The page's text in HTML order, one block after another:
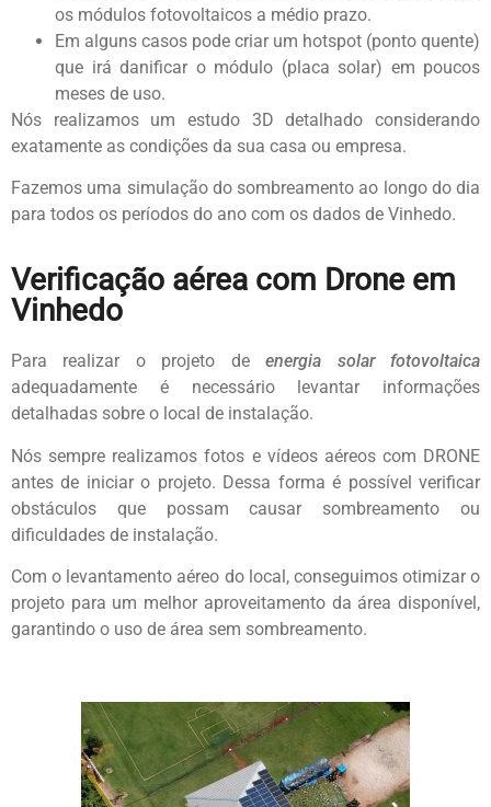
os módulos fotovoltaicos a médio prazo.
Em alguns casos pode criar um hotspot (ponto quente)
que irá danificar o módulo (placa solar) em poucos
meses de uso.
Nós realizamos um estudo 3D detalhado considerando
exatamente as condições da sua casa ou empresa.
Fazemos uma simulação do sombreamento ao longo do dia
para todos os períodos do ano com os dados de Vinhedo.
Verificação aérea com Drone em
Vinhedo
Para realizar o projeto deenergia solar fotovoltaica
adequadamente é necessário levantar informações
detalhadas sobre o local de instalação.
Nós sempre realizamos fotos e vídeos aéreos com DRONE
antes de iniciar o projeto. Dessa forma é possível verificar
obstáculos que possam causar sombreamento ou
dificuldades de instalação.
Com o levantamento aéreo do local, conseguimos otimizar o
projeto para um melhor aproveitamento da área disponível,
garantindo o uso de área sem sombreamento.